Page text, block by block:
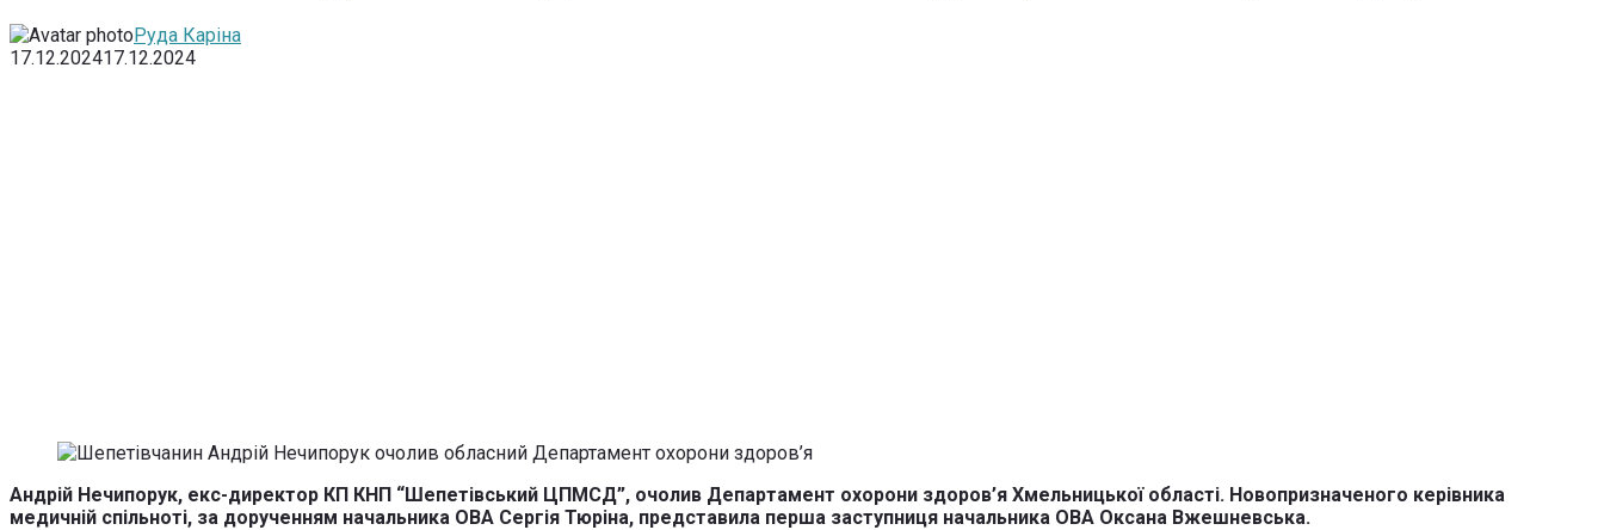
Руда Каріна
17.12.202417.12.2024
Андрій Нечипорук, екс-директор КП КНП “Шепетівський ЦПМСД”, очолив Департамент охорони здоров’я Хмельницької області. Новопризначеного керівника
медичній спільноті, за дорученням начальника ОВА Cергія Тюріна, представила перша заступниця начальника ОВА Оксана Вжешневська.